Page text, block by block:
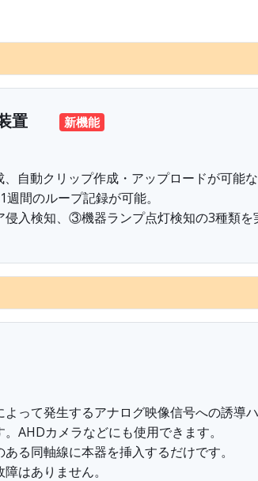
置 新機能
自動クリップ作成・アップロードが可能
間のループ記録が可能。
入検知、③機器ランプ点灯検知の3種類を
って発生するアナログ映像信号への誘導
AHDカメラなどにも使用できます。
る同軸線に本器を挿入するだけです。
はありません。